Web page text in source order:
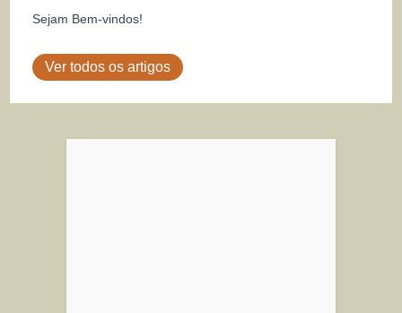
Sejam Bem-vindos!
Ver todos os artigos